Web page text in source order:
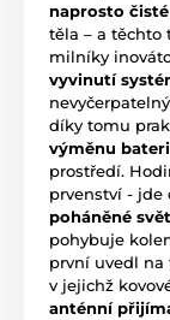
naprosto
těla – a těchto
milníky
vyvinutí
díky tomu
výměnu
prostředí.
prvenství - jde
poháněné
pohybuje
první uvedl na
v jejichž
anténní